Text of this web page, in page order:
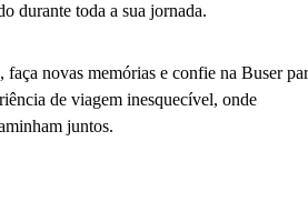
durante toda a sua jornada.
novas memórias e confie na Buser
de viagem inesquecível, onde
juntos.